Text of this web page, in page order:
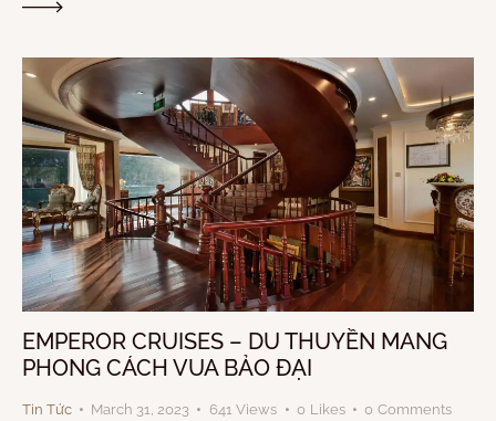
EMPEROR CRUISES – DU THUYỀN MANG
PHONG CÁCH VUA BẢO ĐẠI
Tin Tức March 31, 2023 641 Views 0 Likes 0 Comments